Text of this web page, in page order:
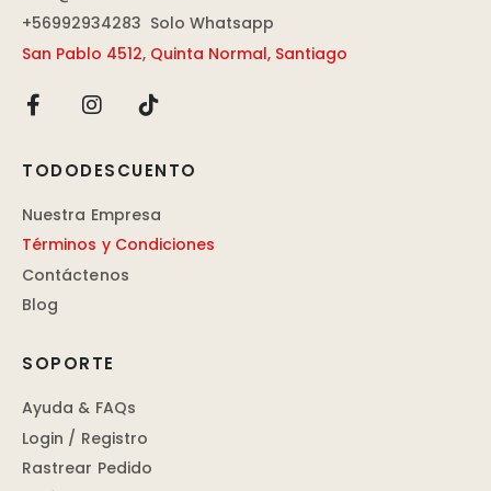
+56992934283 Solo Whatsapp
San Pablo 4512, Quinta Normal, Santiago
TODODESCUENTO
Nuestra Empresa
Términos y Condiciones
Contáctenos
Blog
SOPORTE
Ayuda & FAQs
Login / Registro
Rastrear Pedido